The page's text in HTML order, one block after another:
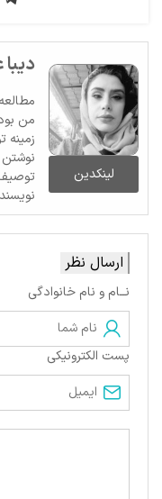
لینکدین
من
زمینه
نوشتن
ارسال نظر
نــام و نام خانوادگی
پست الکترونیکی